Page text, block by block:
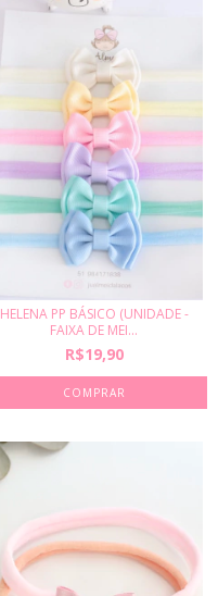
HELENA PP BÁSICO (UNIDADE -
FAIXA DE MEI...
R$19,90
COMPRAR